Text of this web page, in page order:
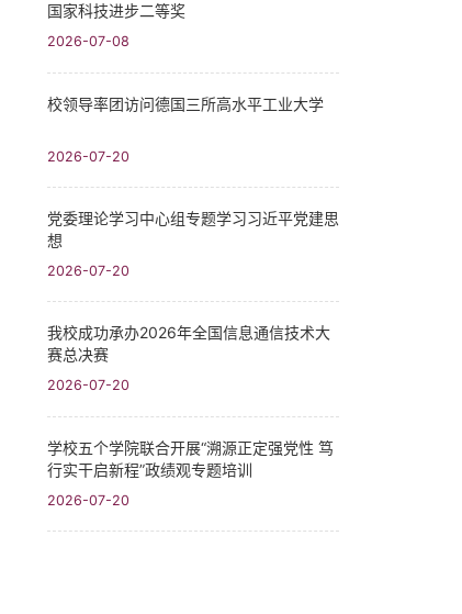
国家科技进步二等奖
2026-07-08
校领导率团访问德国三所高水平工业大学
2026-07-20
党委理论学习中心组专题学习习近平党建思
想
2026-07-20
我校成功承办2026年全国信息通信技术大
赛总决赛
2026-07-20
学校五个学院联合开展“溯源正定强党性 笃
行实干启新程”政绩观专题培训
2026-07-20